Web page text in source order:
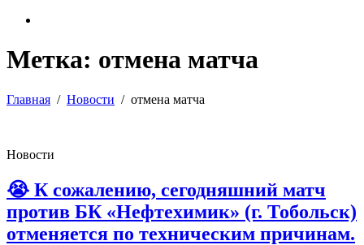
Метка: отмена матча
Главная Новости отмена матча
Новости
😭 К сожалению, сегодняшний матч
против БК «Нефтехимик» (г. Тобольск)
отменяется по техническим причинам.